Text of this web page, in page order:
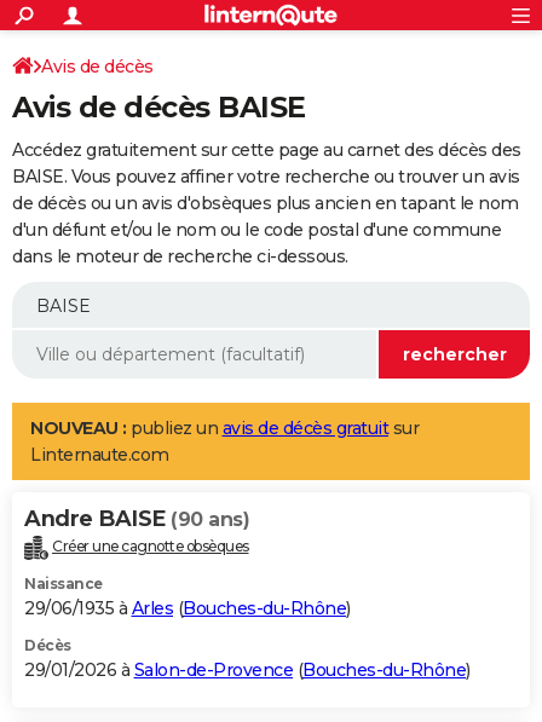
ACTUALITÉS
Politique
Société
Faits Divers
Education
Monde
Villes
+
SPORT
Coupe du monde 2026
Football
Tennis
Cyclisme
Rugby
Forum
Programme TV
TNT
Streaming
Cinéma
Sorties cinéma
Musique
+
FINANCE
Retraite
Impôts
Epargne
Immobilier
Risques naturels par ville
Banque
Assurance
Crédit
AUTO
Essais
Réserver un essai
Citadines
Berlines
SUV
Forum auto
+
Mobiles
Meilleur smartphone
Internet
Ordinateurs
Jeux vidéo
Guide high-tech
Aménagement intérieur
LIFESTYLE
Art de vivre
Bien-être
Loisirs
Mode
Modes de vie
Alimentation
Guide de la santé
Maladies
Médicaments
Sommeil
VOYAGE
Destinations
City break
Voyage nature
Voyage de noces
Forum
Climat
+PHOTO
GUIDES D'ACHAT
BONS PLANS
Avis de décès
Avis de décès BAISE
Accédez gratuitement sur cette page au carnet des décès des
BAISE. Vous pouvez affiner votre recherche ou trouver un avis
de décès ou un avis d'obsèques plus ancien en tapant le nom
d'un défunt et/ou le nom ou le code postal d'une commune
dans le moteur de recherche ci-dessous.
NOUVEAU : publiez un avis de décès gratuitsur
Linternaute.com
Andre BAISE (90 ans)
Créer une cagnotte obsèques
Naissance
29/06/1935 à Arles (Bouches-du-Rhône)
Décès
29/01/2026 à Salon-de-Provence (Bouches-du-Rhône)